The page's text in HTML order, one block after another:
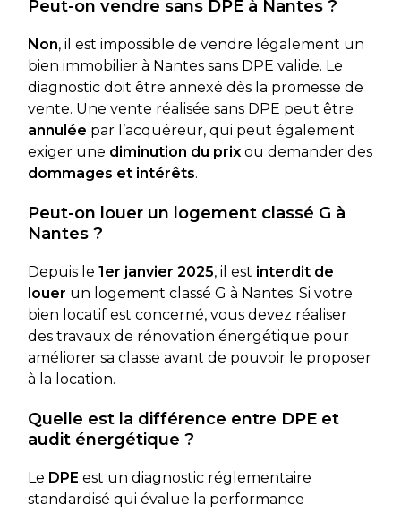
Peut-on vendre sans DPE à Nantes ?
Non, il est impossible de vendre légalement un
bien immobilier à Nantes sans DPE valide. Le
diagnostic doit être annexé dès la promesse de
vente. Une vente réalisée sans DPE peut être
annulée par l’acquéreur, qui peut également
exiger une diminution du prixou demander des
dommages et intérêts.
Peut-on louer un logement classé G à
Nantes ?
Depuis le 1er janvier 2025, il est interdit de
louer un logement classé G à Nantes. Si votre
bien locatif est concerné, vous devez réaliser
des travaux de rénovation énergétique pour
améliorer sa classe avant de pouvoir le proposer
à la location.
Quelle est la différence entre DPE et
audit énergétique ?
Le DPE est un diagnostic réglementaire
standardisé qui évalue la performance